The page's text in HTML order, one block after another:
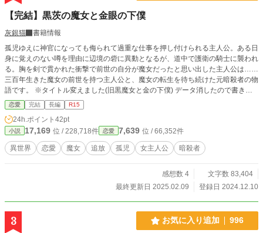
【完結】黒茨の魔女と金眼の下僕
灰銀猫
書籍情報
孤児ゆえに神官になっても侮られて過重な仕事を押し付けられる主人公。ある日
身に覚えのない噂を理由に辺境の砦に異動となるが、道中で護衛の騎士に襲われ
る。胸を剣で貫かれた衝撃で前世の自分が魔女だったと思い出した主人公は……
三百年生きた魔女の前世を持つ主人公と、魔女の転生を待ち続けた元暗殺者の物
語です。 ※タイトル変えました(旧黒魔女と金の下僕) データ消したので書き直
して投稿再開します。 ふんわり設定のご都合主義の話なので、広いお心でお読
みください。
恋愛 完結 長編 R15
24h.ポイント 42pt
小説 17,169 位 / 228,718件 恋愛 7,639 位 / 66,352件
異世界 恋愛 魔女 追放 孤児 女主人公 暗殺者
感想数 4
文字数 83,404
最終更新日 2025.02.09
登録日 2024.12.10
3 お気に入り追加 996